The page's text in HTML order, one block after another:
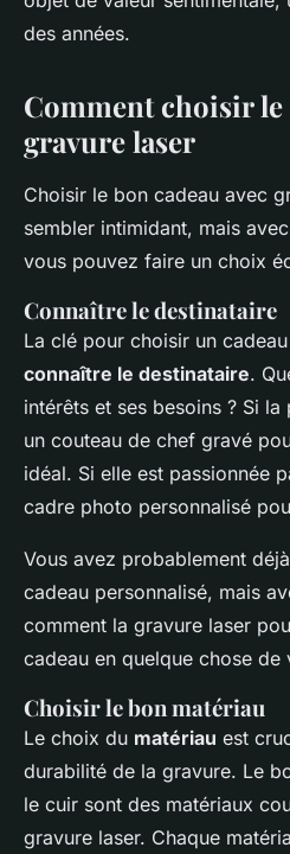
des années.
Comment choisir le
gravure laser
Choisir le bon cadeau avec
sembler intimidant, mais
vous pouvez faire un choix
Connaître le destinataire
La clé pour choisir un
connaître le destinataire.
intérêts et ses besoins ? Si
un couteau de chef gravé
idéal. Si elle est passionnée
cadre photo personnalisé
Vous avez probablement
cadeau personnalisé, mais
comment la gravure laser
cadeau en quelque chose de
Choisir le bon matériau
Le choix du matériau est
durabilité de la gravure. Le
le cuir sont des matériaux
gravure laser. Chaque